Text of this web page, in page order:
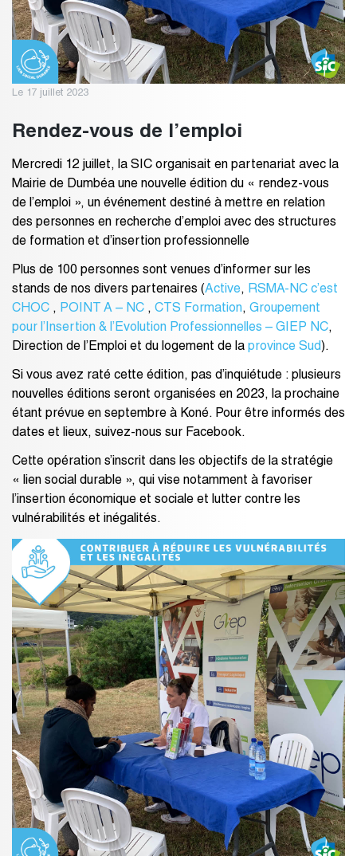
Le 17 juillet 2023
Rendez-vous de l’emploi
Mercredi 12 juillet, la SIC organisait en partenariat avec la
Mairie de Dumbéa une nouvelle édition du « rendez-vous
de l’emploi », un événement destiné à mettre en relation
des personnes en recherche d’emploi avec des structures
de formation et d’insertion professionnelle
Plus de 100 personnes sont venues d’informer sur les
stands de nos divers partenaires (Active, RSMA-NC c’est
CHOC , POINT A – NC , CTS Formation, Groupement
pour l’Insertion & l’Evolution Professionnelles – GIEP NC,
Direction de l’Emploi et du logement de la province Sud).
Si vous avez raté cette édition, pas d’inquiétude : plusieurs
nouvelles éditions seront organisées en 2023, la prochaine
étant prévue en septembre à Koné. Pour être informés des
dates et lieux, suivez-nous sur Facebook.
Cette opération s’inscrit dans les objectifs de la stratégie
« lien social durable », qui vise notamment à favoriser
l’insertion économique et sociale et lutter contre les
vulnérabilités et inégalités.